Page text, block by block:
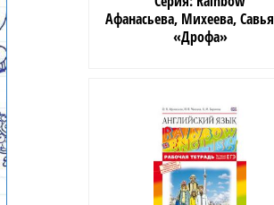
Афанасьева, Михеева,
«Дрофа»